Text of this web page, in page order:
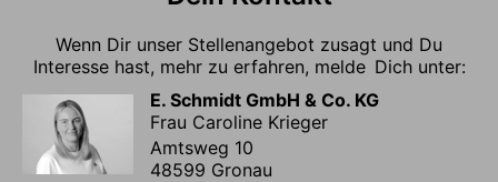
Wenn Dir unser Stellenangebot zusagt und Du
Interesse hast, mehr zu erfahren, melde Dich unter:
E. Schmidt GmbH & Co. KG
Frau Caroline Krieger
Amtsweg 10
48599 Gronau